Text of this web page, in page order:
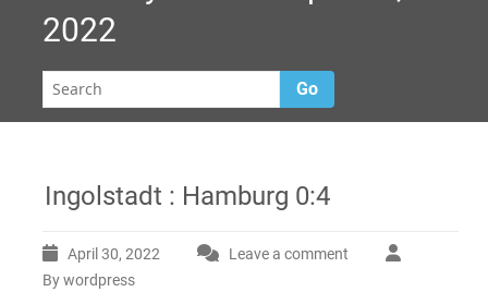
2022
Go
Ingolstadt : Hamburg 0:4
April 30, 2022
Leave a comment
By wordpress